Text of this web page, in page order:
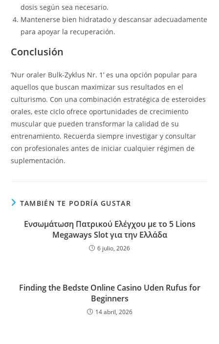
dosis según sea necesario.
Mantenerse bien hidratado y descansar adecuadamente
para apoyar la recuperación.
Conclusión
‘Nur oraler Bulk-Zyklus Nr. 1’ es una opción popular para
aquellos que buscan maximizar sus resultados en el
culturismo. Con una combinación estratégica de esteroides
orales, este ciclo ofrece oportunidades de crecimiento
muscular que pueden transformar la calidad de su
entrenamiento. Recuerda siempre investigar y consultar
con profesionales antes de iniciar cualquier régimen de
suplementación.
TAMBIÉN TE PODRÍA GUSTAR
Ενσωμάτωση Πατρικού Ελέγχου με το 5 Lions
Megaways Slot για την Ελλάδα
6 julio, 2026
Finding the Bedste Online Casino Uden Rufus for
Beginners
14 abril, 2026